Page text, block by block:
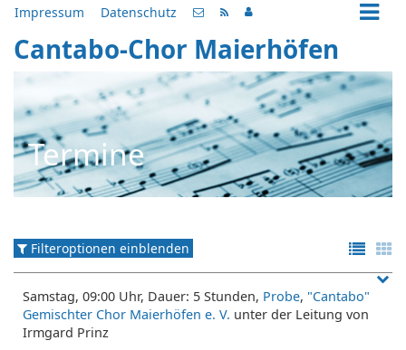
Impressum Datenschutz
Cantabo-Chor Maierhöfen
Termine
Filteroptionen einblenden
Samstag, 09:00 Uhr, Dauer: 5 Stunden, Probe, "Cantabo"
Gemischter Chor Maierhöfen e. V. unter der Leitung von
Irmgard Prinz